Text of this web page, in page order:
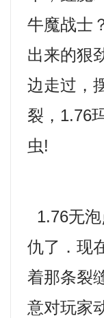
牛魔战士
出来的狠
边走过，
裂，1.76
虫!
1.76无
仇了．现
着那条裂
意对玩家